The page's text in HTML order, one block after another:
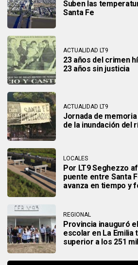
Suben las
Santa Fe
ACTUALIDAD LT9
23 años del crimen
23 años sin justicia
ACTUALIDAD LT9
Jornada de memoria
de la inundación del
LOCALES
Por LT9 Seghezzo
puente entre Santa
avanza en tiempo y
REGIONAL
Provincia inauguró
escolar en La Emilia
superior a los 251